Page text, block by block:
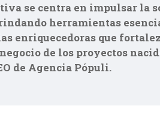
se centra en impulsar la
herramientas
enriquecedoras que
de los proyectos
de Agencia Pópuli.